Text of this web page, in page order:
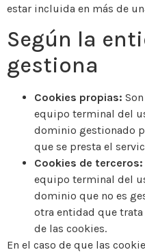
estar incluida en más de
Según la
gestiona
Cookies propias:
equipo terminal del
dominio gestionado
que se presta el
Cookies de terceros:
equipo terminal del
dominio que no es
otra entidad que
de las cookies.
En el caso de que las